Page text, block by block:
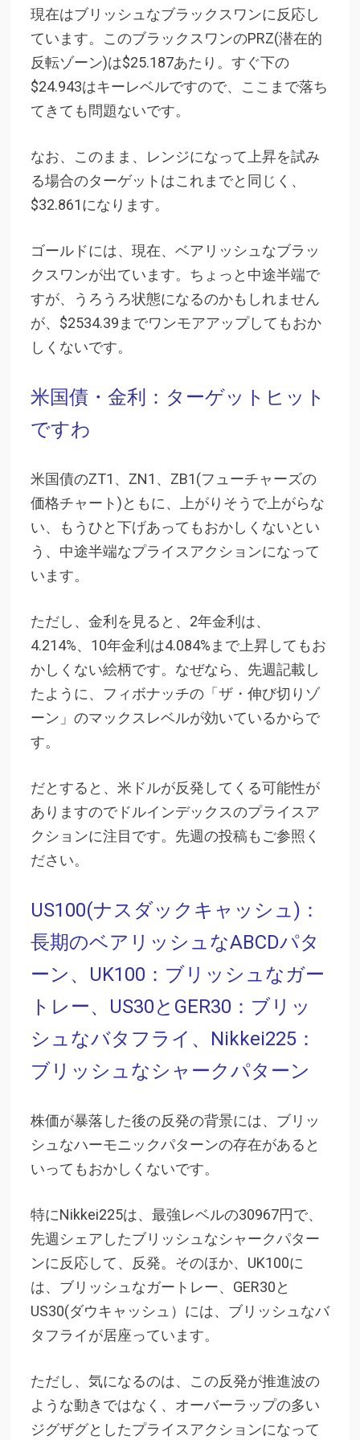
現在はブリッシュなブラックスワンに反応し
ています。このブラックスワンのPRZ(潜在的
反転ゾーン)は$25.187あたり。すぐ下の
$24.943はキーレベルですので、ここまで落ち
てきても問題ないです。
なお、このまま、レンジになって上昇を試み
る場合のターゲットはこれまでと同じく、
$32.861になります。
ゴールドには、現在、ベアリッシュなブラッ
クスワンが出ています。ちょっと中途半端で
すが、うろうろ状態になるのかもしれません
が、$2534.39までワンモアアップしてもおか
しくないです。
米国債・金利：ターゲットヒット
ですわ
米国債のZT1、ZN1、ZB1(フューチャーズの
価格チャート)ともに、上がりそうで上がらな
い、もうひと下げあってもおかしくないとい
う、中途半端なプライスアクションになって
います。
ただし、金利を見ると、2年金利は、
4.214%、10年金利は4.084%まで上昇してもお
かしくない絵柄です。なぜなら、先週記載し
たように、フィボナッチの「ザ・伸び切りゾ
ーン」のマックスレベルが効いているからで
す。
だとすると、米ドルが反発してくる可能性が
ありますのでドルインデックスのプライスア
クションに注目です。 先週の投稿もご参照く
ださい。
US100(ナスダックキャッシュ)：
長期のベアリッシュなABCDパタ
ーン、UK100：ブリッシュなガー
トレー、US30とGER30：ブリッ
シュなバタフライ、Nikkei225：
ブリッシュなシャークパターン
株価が暴落した後の反発の背景には、ブリッ
シュなハーモニックパターンの存在があると
いってもおかしくないです。
特にNikkei225は、最強レベルの30967円で、
先週シェアしたブリッシュなシャークパター
ンに反応して、反発。そのほか、 UK100に
は、ブリッシュなガートレー、GER30と
US30(ダウキャッシュ）には、ブリッシュなバ
タフライが居座っています。
ただし、気になるのは、この反発が推進波の
ような動きではなく、オーバーラップの多い
ジグザグとしたプライスアクションになって